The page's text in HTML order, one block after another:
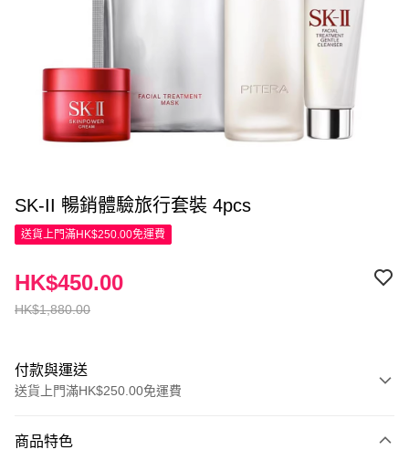
SK-II 暢銷體驗旅行套裝 4pcs
送貨上門滿HK$250.00免運費
HK$1,880.00
HK$450.00
付款與運送
送貨上門滿HK$250.00免運費
信用卡
商品特色